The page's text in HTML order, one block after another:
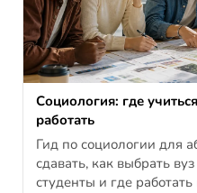
Социология: где
работать
Гид по социологии для
сдавать, как выбрать
студенты и где